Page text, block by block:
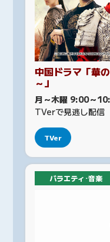
中国ドラマ「華
～」
月～木曜 9:00～
TVerで見逃し配信
TVer
バラエティ･音楽